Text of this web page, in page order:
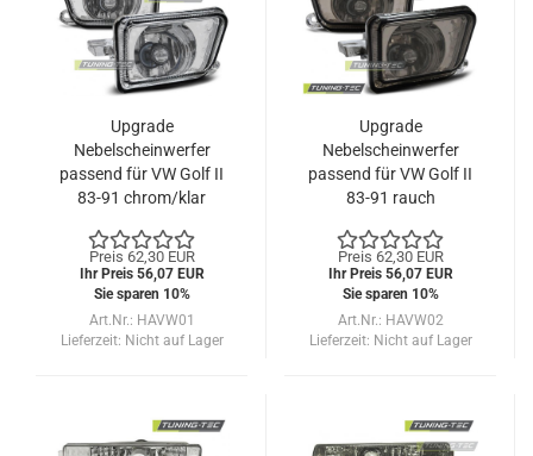
Upgrade
Nebelscheinwerfer
passend für VW Golf II
83-91 chrom/klar
Preis 62,30 EUR
Ihr Preis 56,07 EUR
Sie sparen 10%
Art.Nr.: HAVW01
Lieferzeit: Nicht auf Lager
Upgrade
Nebelscheinwerfer
passend für VW Golf II
83-91 rauch
Preis 62,30 EUR
Ihr Preis 56,07 EUR
Sie sparen 10%
Art.Nr.: HAVW02
Lieferzeit: Nicht auf Lager